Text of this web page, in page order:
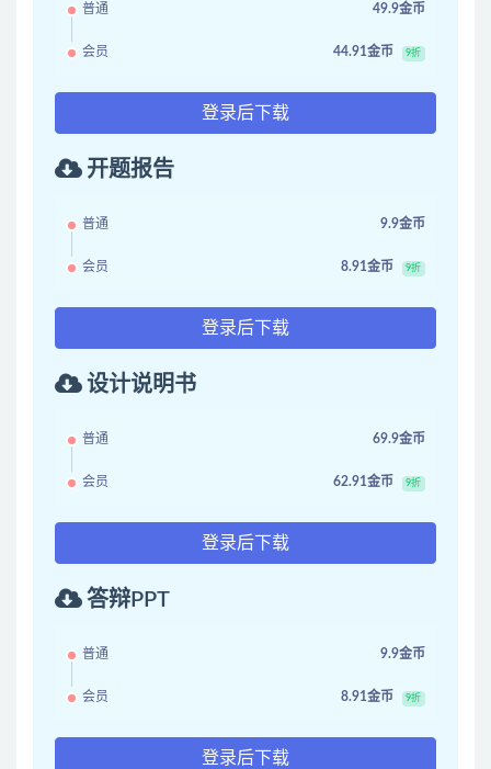
普通 49.9金币
会员 44.91金币 9折
登录后下载
开题报告
普通 9.9金币
会员 8.91金币 9折
登录后下载
设计说明书
普通 69.9金币
会员 62.91金币 9折
登录后下载
答辩PPT
普通 9.9金币
会员 8.91金币 9折
登录后下载